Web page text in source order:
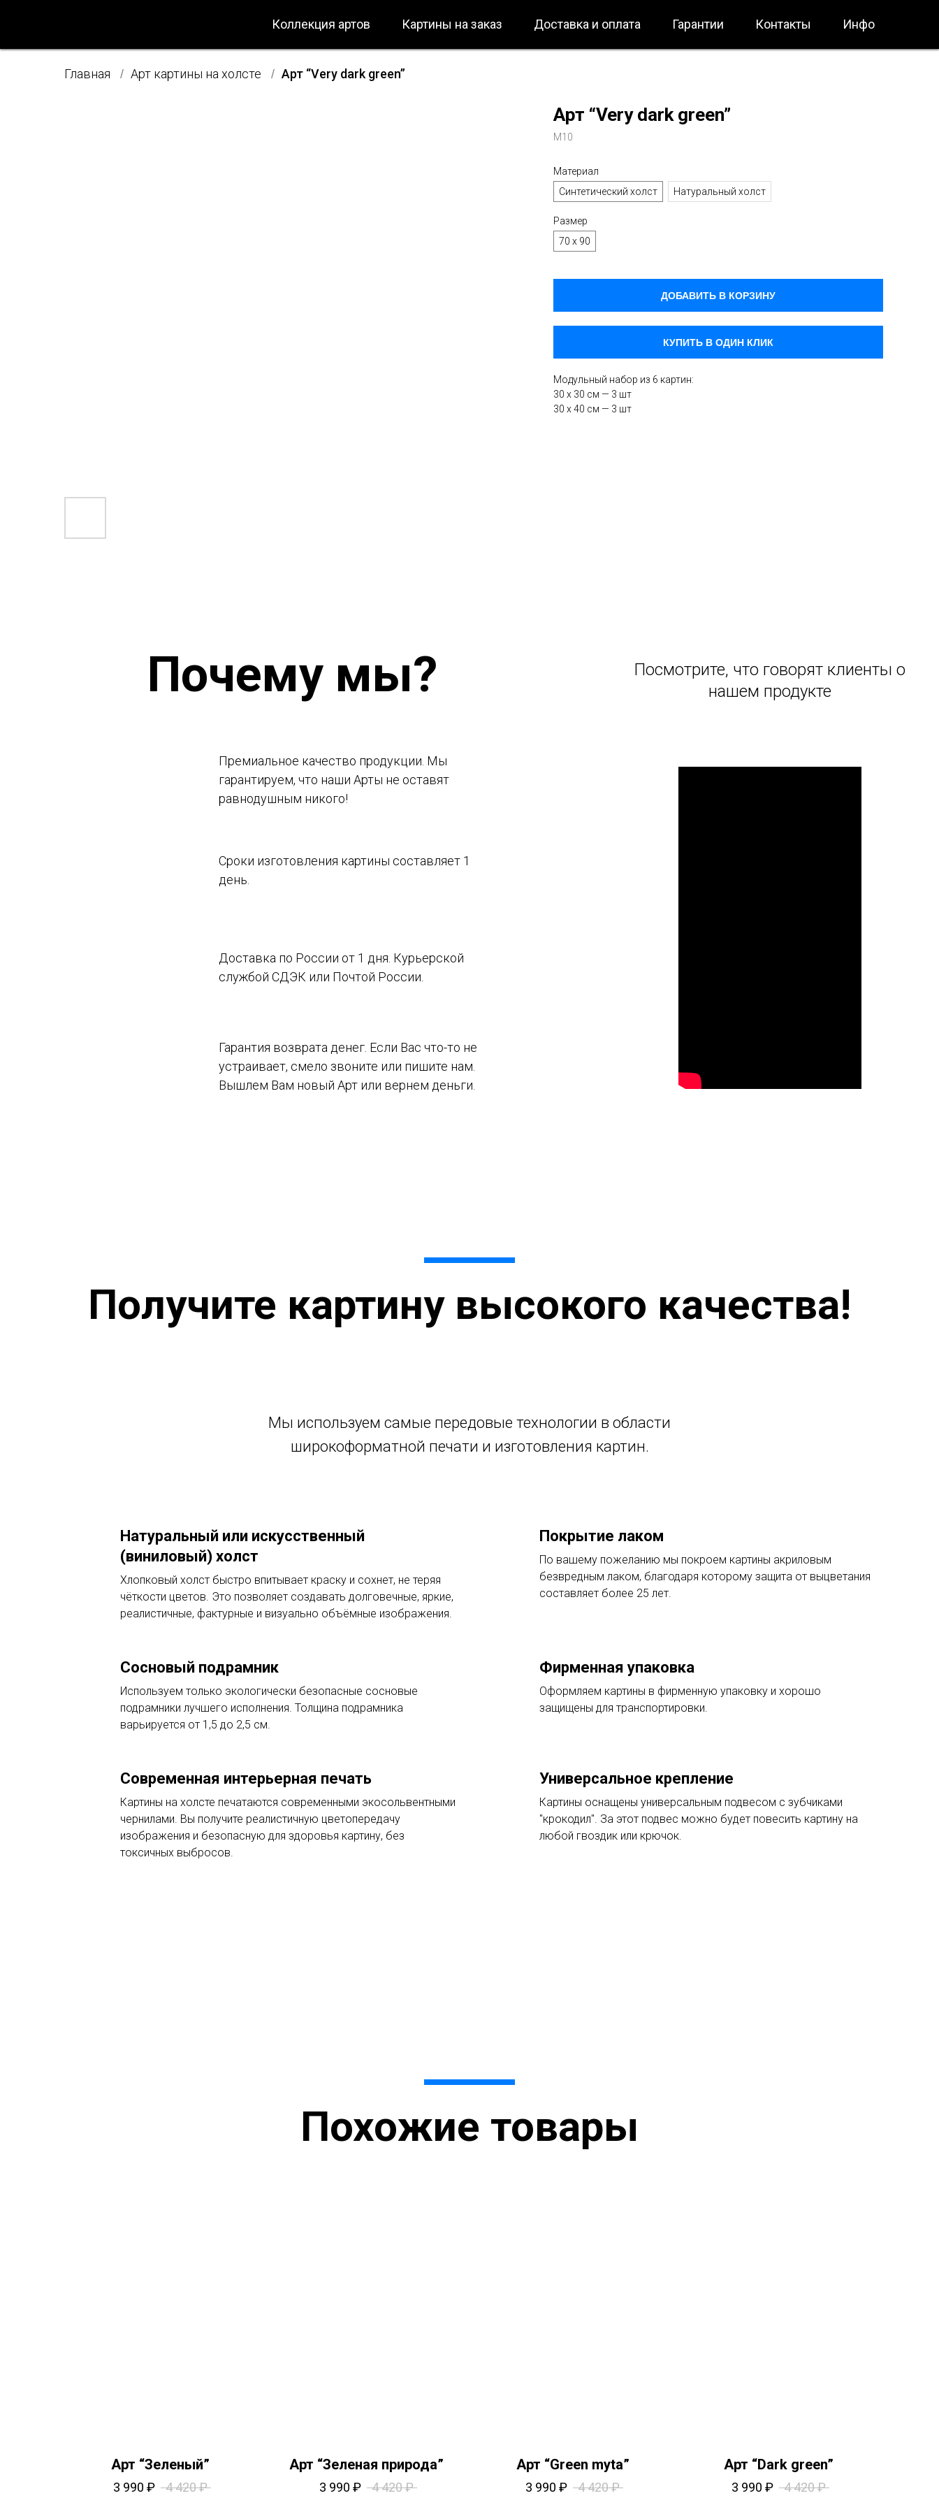
Коллекция артов Картины на заказ Доставка и оплата Гарантии Контакты Инфо
Главная / Арт картины на холсте / Арт “Very dark green”
Арт “Very dark green”
M10
Материал
Синтетический холст
Натуральный холст
Размер
70 х 90
ДОБАВИТЬ В КОРЗИНУ
КУПИТЬ В ОДИН КЛИК
Модульный набор из 6 картин:
30 х 30 см — 3 шт
30 х 40 см — 3 шт
Почему мы?
Посмотрите, что говорят клиенты о
нашем продукте
Премиальное качество продукции. Мы
гарантируем, что наши Арты не оставят
равнодушным никого!
Сроки изготовления картины составляет 1
день.
Гарантия возврата денег. Если Вас что-то не
устраивает, смело звоните или пишите нам.
Вышлем Вам новый Арт или вернем деньги.
Доставка по России от 1 дня. Курьерской
службой СДЭК или Почтой России.
Получите картину высокого качества!
Мы используем самые передовые технологии в области
широкоформатной печати и изготовления картин.
Натуральный или искусственный
(виниловый) холст
Хлопковый холст быстро впитывает краску и сохнет, не теряя
чёткости цветов. Это позволяет создавать долговечные, яркие,
реалистичные, фактурные и визуально объёмные изображения.
Покрытие лаком
По вашему пожеланию мы покроем картины акриловым
безвредным лаком, благодаря которому защита от выцветания
составляет более 25 лет.
Сосновый подрамник
Используем только экологически безопасные сосновые
подрамники лучшего исполнения. Толщина подрамника
варьируется от 1,5 до 2,5 см.
Фирменная упаковка
Оформляем картины в фирменную упаковку и хорошо
защищены для транспортировки.
Современная интерьерная печать
Картины на холсте печатаются современными экосольвентными
чернилами. Вы получите реалистичную цветопередачу
изображения и безопасную для здоровья картину, без
токсичных выбросов.
Универсальное крепление
Картины оснащены универсальным подвесом с зубчиками
"крокодил". За этот подвес можно будет повесить картину на
любой гвоздик или крючок.
Похожие товары
Арт “Зеленый”
3 990 ₽ 4 420₽
Арт “Зеленая природа”
3 990 ₽ 4 420₽
Арт “Green myta”
3 990 ₽ 4 420₽
Арт “Dark green”
3 990 ₽ 4 420₽